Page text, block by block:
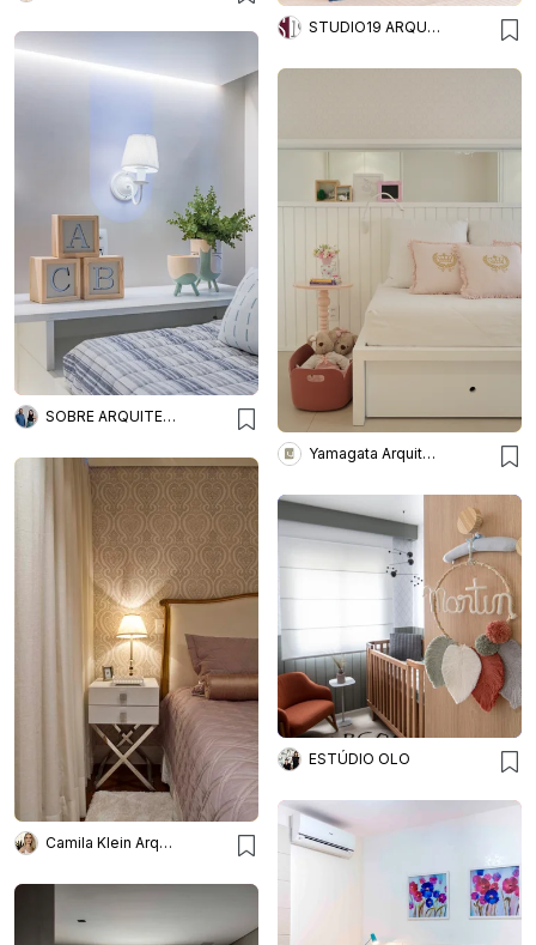
STUDIO19 ARQUITETURA E DESIGN
SOBRE ARQUITETURA
Yamagata Arquitetura
Camila Klein Arquiteta
ESTÚDIO OLO